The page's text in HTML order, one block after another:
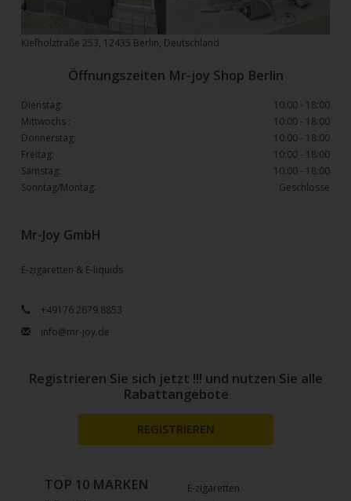
Mr-Joy GmbH
E-zigaretten & E-liquids
+49176 2679 8853
info@mr-joy.de
Kiefholztraße 253, 12435 Berlin, Deutschland
Öffnungszeiten Mr-joy Shop Berlin
Dienstag:
10:00 - 18:00
Mittwochs :
10:00 - 18:00
Donnerstag:
10:00 - 18:00
Freitag:
10:00 - 18:00
Samstag:
10:00 - 18:00
Sonntag/Montag:
Geschlosse
E-zigaretten
TOP 10 MARKEN
Registrieren Sie sich jetzt !!! und nutzen Sie alle
Rabattangebote
REGISTRIEREN